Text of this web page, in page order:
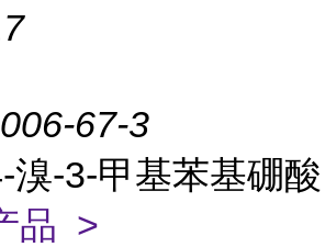
67-3
溴-3-甲基苯基硼酸
品 >